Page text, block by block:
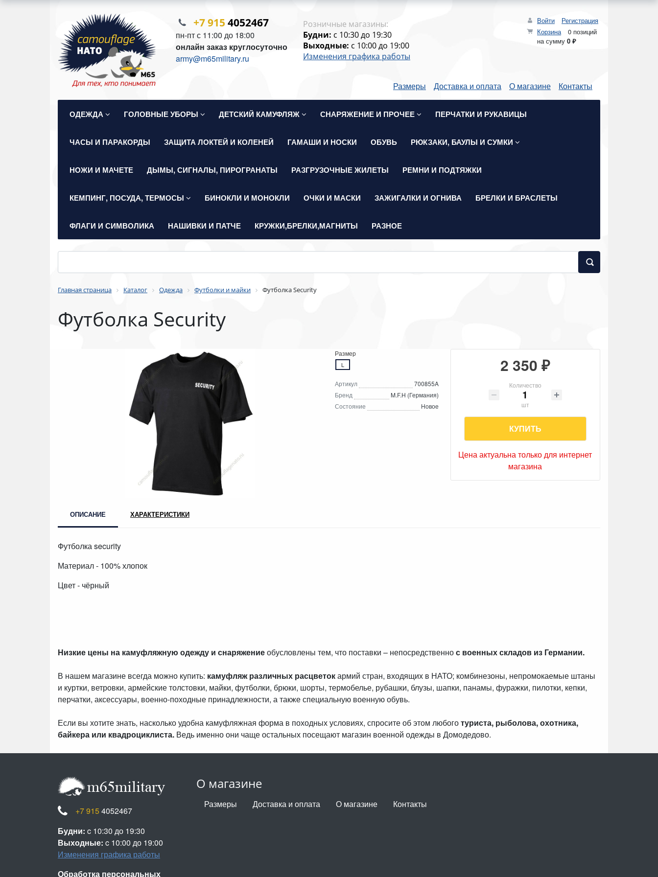
Войти
Регистрация
Корзина
0 позиций
на сумму 0 ₽
+7 915 4052467
пн-пт с 11:00 до 18:00
онлайн заказ круглосуточно
army@m65military.ru
Розничные магазины:
Будни: c 10:30 до 19:30
Выходные: c 10:00 до 19:00
Изменения графика работы
Размеры Доставка и оплата О магазине Контакты
ОДЕЖДА ГОЛОВНЫЕ УБОРЫ ДЕТСКИЙ КАМУФЛЯЖ СНАРЯЖЕНИЕ И ПРОЧЕЕ ПЕРЧАТКИ И РУКАВИЦЫ
ЧАСЫ И ПАРАКОРДЫ ЗАЩИТА ЛОКТЕЙ И КОЛЕНЕЙ ГАМАШИ И НОСКИ ОБУВЬ РЮКЗАКИ, БАУЛЫ И СУМКИ
НОЖИ И МАЧЕТЕ ДЫМЫ, СИГНАЛЫ, ПИРОГРАНАТЫ РАЗГРУЗОЧНЫЕ ЖИЛЕТЫ РЕМНИ И ПОДТЯЖКИ
КЕМПИНГ, ПОСУДА, ТЕРМОСЫ БИНОКЛИ И МОНОКЛИ ОЧКИ И МАСКИ ЗАЖИГАЛКИ И ОГНИВА БРЕЛКИ И БРАСЛЕТЫ
ФЛАГИ И СИМВОЛИКА НАШИВКИ И ПАТЧЕ КРУЖКИ,БРЕЛКИ,МАГНИТЫ РАЗНОЕ
Главная страница Каталог Одежда Футболки и майки Футболка Security
Футболка Security
Размер
L
Артикул
700855A
Бренд
M.F.H (Германия)
Состояние
Новое
2 350 ₽
Количество
шт
КУПИТЬ
Цена актуальна только для интернет
магазина
ОПИСАНИЕ ХАРАКТЕРИСТИКИ
Футболка security
Материал - 100% хлопок
Цвет - чёрный
Низкие цены на камуфляжную одежду и снаряжениеобусловлены тем, что поставки – непосредственнос военных складов из Германии.
В нашем магазине всегда можно купить: камуфляж различных расцветокармий стран, входящих в НАТО; комбинезоны, непромокаемые штаны
и куртки, ветровки, армейские толстовки, майки, футболки, брюки, шорты, термобелье, рубашки, блузы, шапки, панамы, фуражки, пилотки, кепки,
перчатки, аксессуары, военно-походные принадлежности, а также специальную военную обувь.
Если вы хотите знать, насколько удобна камуфляжная форма в походных условиях, спросите об этом любоготуриста, рыболова, охотника,
байкера или квадроциклиста. Ведь именно они чаще остальных посещают магазин военной одежды в Домодедово.
О магазине
Размеры Доставка и оплата О магазине Контакты
+7 915 4052467
Будни: c 10:30 до 19:30
Выходные: c 10:00 до 19:00
Изменения графика работы
Обработка персональных